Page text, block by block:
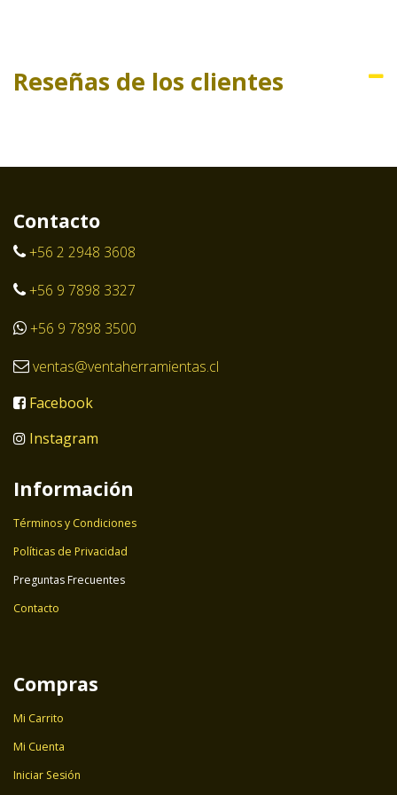
Reseñas de los clientes
Contacto
+56 2 2948 3608
+56 9 7898 3327
+56 9 7898 3500
ventas@ventaherramientas.cl
Facebook
Instagram
Información
Términos y Condiciones
Políticas de Privacidad
Preguntas Frecuentes
Contacto
Compras
Mi Carrito
Mi Cuenta
Iniciar Sesión